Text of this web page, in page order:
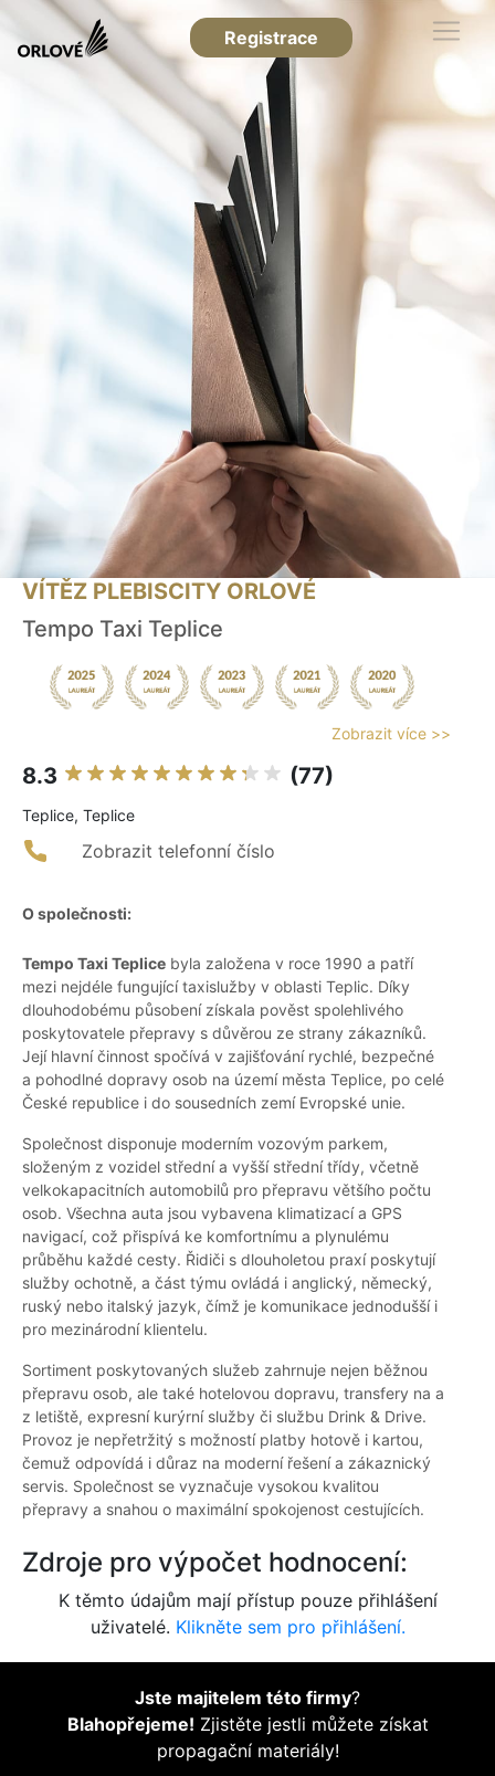
Registrace
VÍTĚZ PLEBISCITY ORLOVÉ
Tempo Taxi Teplice
Zobrazit více >>
8.3 (77)
Teplice, Teplice
Zobrazit telefonní číslo
O společnosti:
Tempo Taxi Teplice byla založena v roce 1990 a patří
mezi nejdéle fungující taxislužby v oblasti Teplic. Díky
dlouhodobému působení získala pověst spolehlivého
poskytovatele přepravy s důvěrou ze strany zákazníků.
Její hlavní činnost spočívá v zajišťování rychlé, bezpečné
a pohodlné dopravy osob na území města Teplice, po celé
České republice i do sousedních zemí Evropské unie.
Společnost disponuje moderním vozovým parkem,
složeným z vozidel střední a vyšší střední třídy, včetně
velkokapacitních automobilů pro přepravu většího počtu
osob. Všechna auta jsou vybavena klimatizací a GPS
navigací, což přispívá ke komfortnímu a plynulému
průběhu každé cesty. Řidiči s dlouholetou praxí poskytují
služby ochotně, a část týmu ovládá i anglický, německý,
ruský nebo italský jazyk, čímž je komunikace jednodušší i
pro mezinárodní klientelu.
Sortiment poskytovaných služeb zahrnuje nejen běžnou
přepravu osob, ale také hotelovou dopravu, transfery na a
z letiště, expresní kurýrní služby či službu Drink & Drive.
Provoz je nepřetržitý s možností platby hotově i kartou,
čemuž odpovídá i důraz na moderní řešení a zákaznický
servis. Společnost se vyznačuje vysokou kvalitou
přepravy a snahou o maximální spokojenost cestujících.
Zdroje pro výpočet hodnocení:
K těmto údajům mají přístup pouze přihlášení
uživatelé. Klikněte sem pro přihlášení.
Jste majitelem této firmy?
Blahopřejeme! Zjistěte jestli můžete získat
propagační materiály!